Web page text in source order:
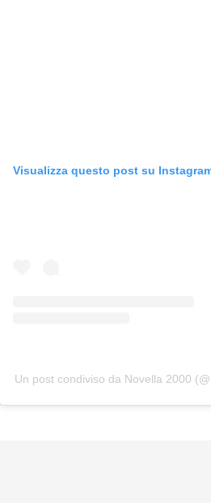
Visualizza questo post su
Un post condiviso da Novella 2000